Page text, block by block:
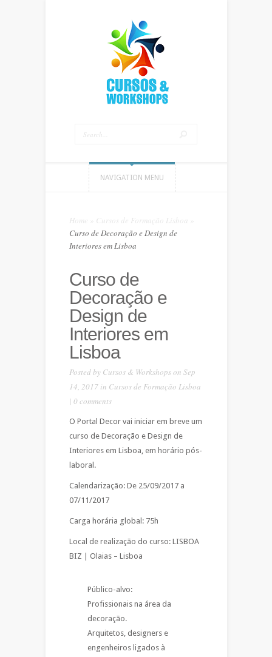
NAVIGATION MENU
Home Cursos de Formação Lisboa
Curso de Decoração e Design de
Interiores em Lisboa
Curso de
Decoração e
Design de
Interiores em
Lisboa
Posted by Cursos & Workshopson Sep
14, 2017 in Cursos de Formação Lisboa
| 0 comments
O Portal Decor vai iniciar em breve um
curso de Decoração e Design de
Interiores em Lisboa, em horário pós-
laboral.
Calendarização: De 25/09/2017 a
07/11/2017
Carga horária global: 75h
Local de realização do curso: LISBOA
BIZ | Olaias – Lisboa
Público-alvo:
Profissionais na área da
decoração.
Arquitetos, designers e
engenheiros ligados à